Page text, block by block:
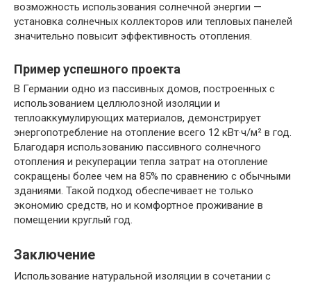
возможность использования солнечной энергии —
установка солнечных коллекторов или тепловых панелей
значительно повысит эффективность отопления.
Пример успешного проекта
В Германии одно из пассивных домов, построенных с
использованием целлюлозной изоляции и
теплоаккумулирующих материалов, демонстрирует
энергопотребление на отопление всего 12 кВт·ч/м² в год.
Благодаря использованию пассивного солнечного
отопления и рекуперации тепла затрат на отопление
сокращены более чем на 85% по сравнению с обычными
зданиями. Такой подход обеспечивает не только
экономию средств, но и комфортное проживание в
помещении круглый год.
Заключение
Использование натуральной изоляции в сочетании с